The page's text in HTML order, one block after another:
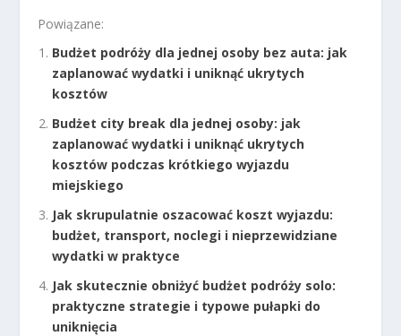
Powiązane:
Budżet podróży dla jednej osoby bez auta: jak
zaplanować wydatki i uniknąć ukrytych
kosztów
Budżet city break dla jednej osoby: jak
zaplanować wydatki i uniknąć ukrytych
kosztów podczas krótkiego wyjazdu
miejskiego
Jak skrupulatnie oszacować koszt wyjazdu:
budżet, transport, noclegi i nieprzewidziane
wydatki w praktyce
Jak skutecznie obniżyć budżet podróży solo:
praktyczne strategie i typowe pułapki do
uniknięcia